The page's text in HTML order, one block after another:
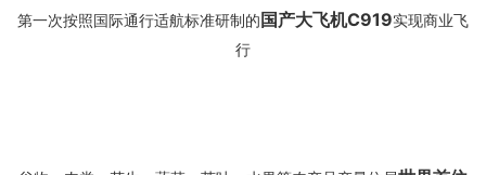
第一次按照国际通行适航标准研制的 国产大飞机C919实现商业飞
行